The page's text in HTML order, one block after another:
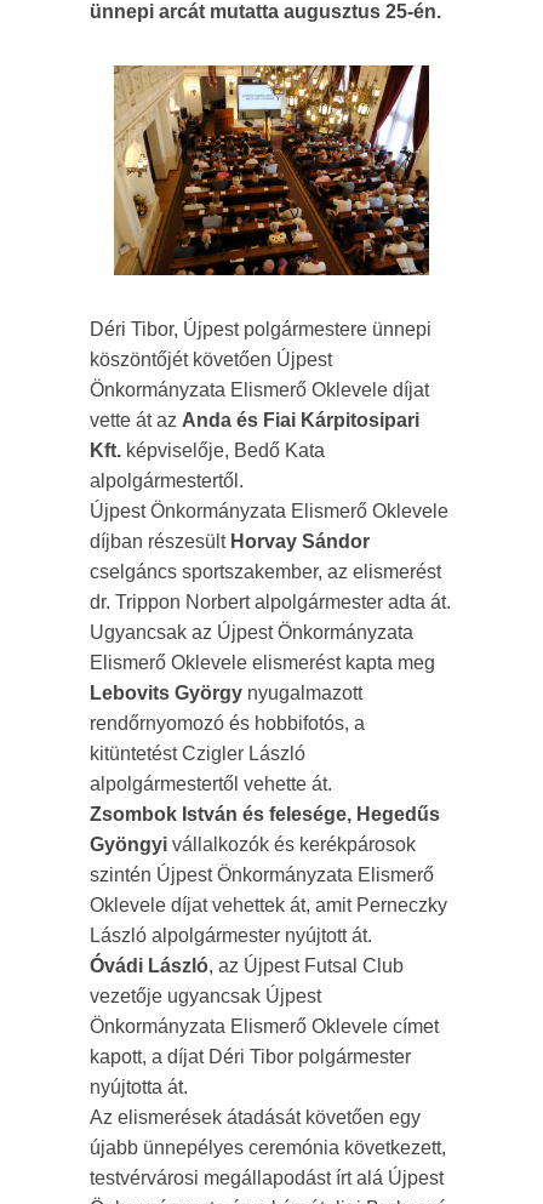
ünnepi arcát mutatta augusztus 25-én.
Déri Tibor, Újpest polgármestere ünnepi
köszöntőjét követően Újpest
Önkormányzata Elismerő Oklevele díjat
vette át az Anda és Fiai Kárpitosipari
Kft. képviselője, Bedő Kata
alpolgármestertől.
Újpest Önkormányzata Elismerő Oklevele
díjban részesült Horvay Sándor
cselgáncs sportszakember, az elismerést
dr. Trippon Norbert alpolgármester adta át.
Ugyancsak az Újpest Önkormányzata
Elismerő Oklevele elismerést kapta meg
Lebovits György nyugalmazott
rendőrnyomozó és hobbifotós, a
kitüntetést Czigler László
alpolgármestertől vehette át.
Zsombok István és felesége, Hegedűs
Gyöngyi vállalkozók és kerékpárosok
szintén Újpest Önkormányzata Elismerő
Oklevele díjat vehettek át, amit Perneczky
László alpolgármester nyújtott át.
Óvádi László, az Újpest Futsal Club
vezetője ugyancsak Újpest
Önkormányzata Elismerő Oklevele címet
kapott, a díjat Déri Tibor polgármester
nyújtotta át.
Az elismerések átadását követően egy
újabb ünnepélyes ceremónia következett,
testvérvárosi megállapodást írt alá Újpest